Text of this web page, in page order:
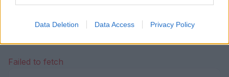
Data Deletion Data Access Privacy Policy
sovraštva, nasilja ali nestrpnosti. Komentarji z žaljivimi,
bodo odstranjeni.
Pravila komentiranja →
Failed to fetch